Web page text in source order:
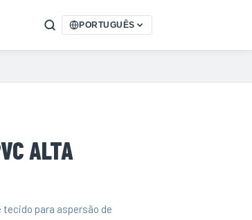
PORTUGUÊS
ALTA
para aspersão de